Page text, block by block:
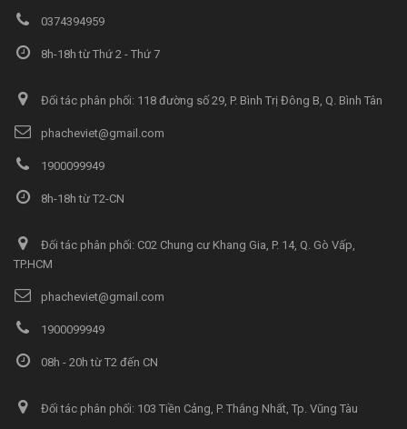
0374394959
8h-18h từ Thứ 2 - Thứ 7
Đối tác phân phối: 118 đường số 29, P. Bình Trị Đông B, Q. Bình Tân
phacheviet@gmail.com
1900099949
8h-18h từ T2-CN
Đối tác phân phối: C02 Chung cư Khang Gia, P. 14, Q. Gò Vấp,
TP.HCM
phacheviet@gmail.com
1900099949
08h - 20h từ T2 đến CN
Đối tác phân phối: 103 Tiền Cảng, P. Thắng Nhất, Tp. Vũng Tàu